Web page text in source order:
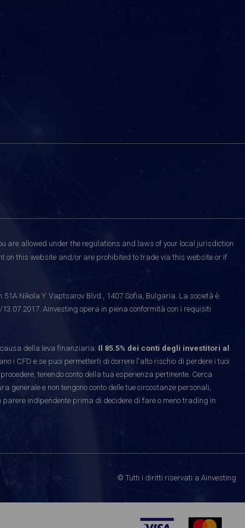
are allowed under the regulations and laws of your local jurisdiction
on this website and/or are prohibited to trade via this website or if
Nikola Y. Vaptsarov Blvd., 1407 Sofia, Bulgaria. La società è
Ainvesting opera in piena conformità con i requisiti
causa della leva finanziaria. Il 85.5% dei conti degli investitori al
i CFD e se puoi permetterti di correre l'alto rischio di perdere i tuoi
tenendo conto della tua esperienza pertinente. Cerca
generale e non tengono conto delle tue circostanze personali,
parere indipendente prima di decidere di fare o meno trading in
© Tutti i diritti riservati a Ainvesting